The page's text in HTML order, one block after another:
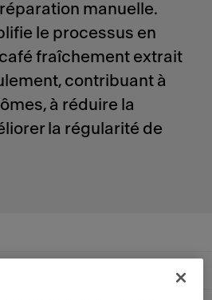
manuelle.
le processus en
fraîchement extrait
contribuant à
à réduire la
la régularité de